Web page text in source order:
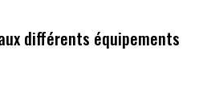
différents équipements